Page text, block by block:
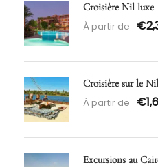
Croisière Nil luxe
À partir de
Croisière sur le
À partir de
Excursions au